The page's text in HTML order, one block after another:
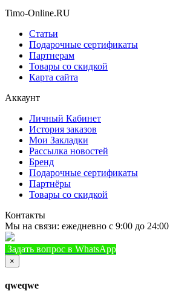
Timo-Online.RU
Статьи
Подарочные сертификаты
Партнерам
Товары со скидкой
Карта сайта
Аккаунт
Личный Кабинет
История заказов
Мои Закладки
Рассылка новостей
Бренд
Подарочные сертификаты
Партнёры
Товары со скидкой
Контакты
Мы на связи: ежедневно с 9:00 до 24:00
Задать вопрос в WhatsApp
×
qweqwe